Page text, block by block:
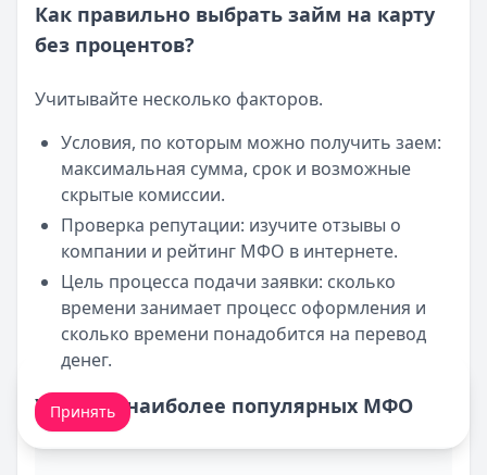
Как правильно выбрать займ на карту
без процентов?
Учитывайте несколько факторов.
Условия, по которым можно получить заем:
максимальная сумма, срок и возможные
скрытые комиссии.
Проверка репутации: изучите отзывы о
компании и рейтинг МФО в интернете.
Цель процесса подачи заявки: сколько
времени занимает процесс оформления и
сколько времени понадобится на перевод
денег.
Условия наиболее популярных МФО
Принять